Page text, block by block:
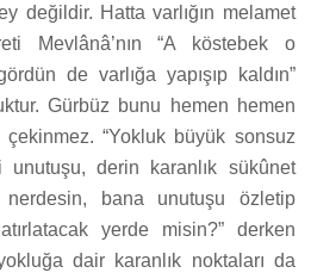
değildir. Hatta varlığın melamet
Mevlânâ’nın “A köstebek o
de varlığa yapışıp kaldın”
Gürbüz bunu hemen hemen
çekinmez. “Yokluk büyük sonsuz
unutuşu, derin karanlık sükûnet
nerdesin, bana unutuşu özletip
yerde misin?” derken
dair karanlık noktaları da